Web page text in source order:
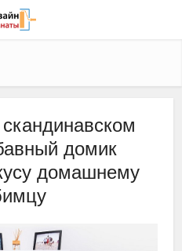
домик
домашнему